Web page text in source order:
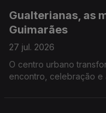
Gualterianas, as
Guimarães
27 jul. 2026
O centro urbano
encontro, celebração e